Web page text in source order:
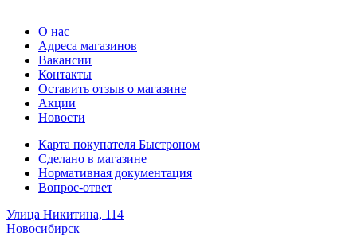
О нас
Адреса магазинов
Вакансии
Контакты
Оставить отзыв о магазине
Акции
Новости
Карта покупателя Быстроном
Сделано в магазине
Нормативная документация
Вопрос-ответ
Улица Никитина, 114
Новосибирск